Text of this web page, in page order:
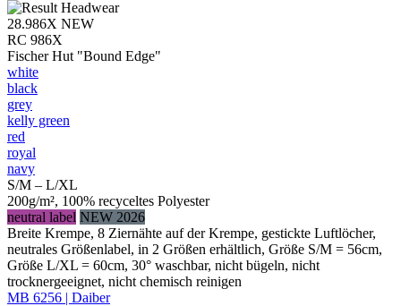
28.986X NEW
RC 986X
Fischer Hut "Bound Edge"
white
black
grey
kelly green
red
royal
navy
S/M – L/XL
200g/m², 100% recyceltes Polyester
neutral label NEW 2026
Breite Krempe, 8 Ziernähte auf der Krempe, gestickte Luftlöcher,
neutrales Größenlabel, in 2 Größen erhältlich, Größe S/M = 56cm,
Größe L/XL = 60cm, 30° waschbar, nicht bügeln, nicht
trocknergeeignet, nicht chemisch reinigen
MB 6256 | Daiber